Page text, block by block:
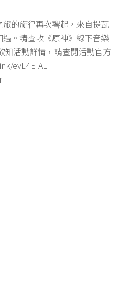
的旋律再次響起，來自提瓦
。請查收《原神》線下音樂
知活動詳情，請查閱活動官方
evL4EIAL